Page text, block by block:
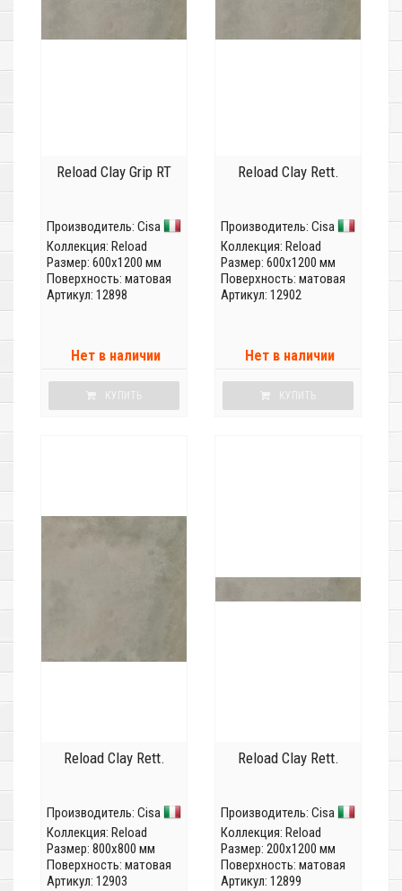
Reload Clay Grip RT
Производитель: Cisa
Коллекция: Reload
Размер: 600x1200 мм
Поверхность: матовая
Артикул: 12898
Нет в наличии
КУПИТЬ
Reload Clay Rett.
Производитель: Cisa
Коллекция: Reload
Размер: 600x1200 мм
Поверхность: матовая
Артикул: 12902
Нет в наличии
КУПИТЬ
Reload Clay Rett.
Производитель: Cisa
Коллекция: Reload
Размер: 800x800 мм
Поверхность: матовая
Артикул: 12903
Reload Clay Rett.
Производитель: Cisa
Коллекция: Reload
Размер: 200x1200 мм
Поверхность: матовая
Артикул: 12899